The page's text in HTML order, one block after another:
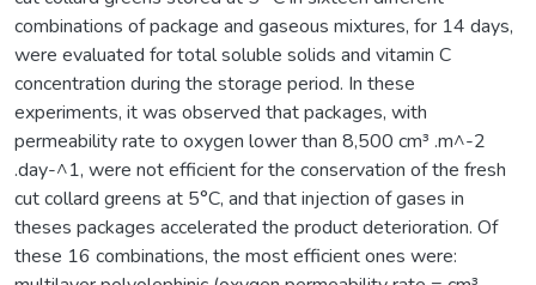
combinations of package and gaseous mixtures, for 14 days,
were evaluated for total soluble solids and vitamin C
concentration during the storage period. In these
experiments, it was observed that packages, with
permeability rate to oxygen lower than 8,500 cm³ .m^-2
.day-^1, were not efficient for the conservation of the fresh
cut collard greens at 5°C, and that injection of gases in
theses packages accelerated the product deterioration. Of
these 16 combinations, the most efficient ones were: